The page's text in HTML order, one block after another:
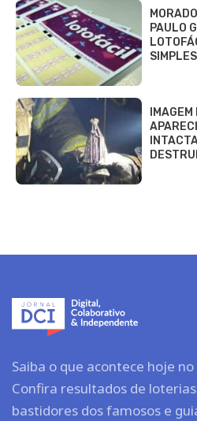
PAULO
SIMPLES
Saiba o que acontece hoje
Confira resultados de
bastidores dos famosos e